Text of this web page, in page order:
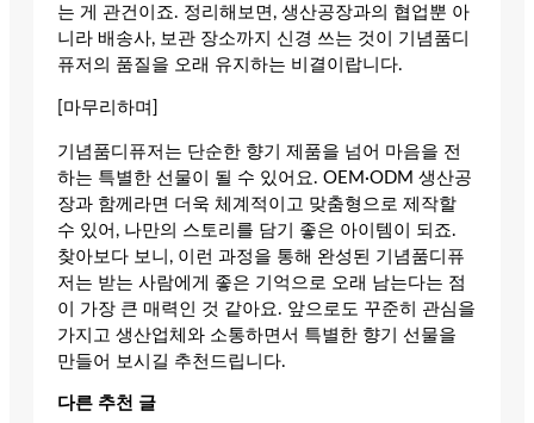
는 게 관건이죠. 정리해보면, 생산공장과의 협업뿐 아
니라 배송사, 보관 장소까지 신경 쓰는 것이 기념품디
퓨저의 품질을 오래 유지하는 비결이랍니다.
[마무리하며]
기념품디퓨저는 단순한 향기 제품을 넘어 마음을 전
하는 특별한 선물이 될 수 있어요. OEM·ODM 생산공
장과 함께라면 더욱 체계적이고 맞춤형으로 제작할
수 있어, 나만의 스토리를 담기 좋은 아이템이 되죠.
찾아보다 보니, 이런 과정을 통해 완성된 기념품디퓨
저는 받는 사람에게 좋은 기억으로 오래 남는다는 점
이 가장 큰 매력인 것 같아요. 앞으로도 꾸준히 관심을
가지고 생산업체와 소통하면서 특별한 향기 선물을
만들어 보시길 추천드립니다.
다른 추천 글